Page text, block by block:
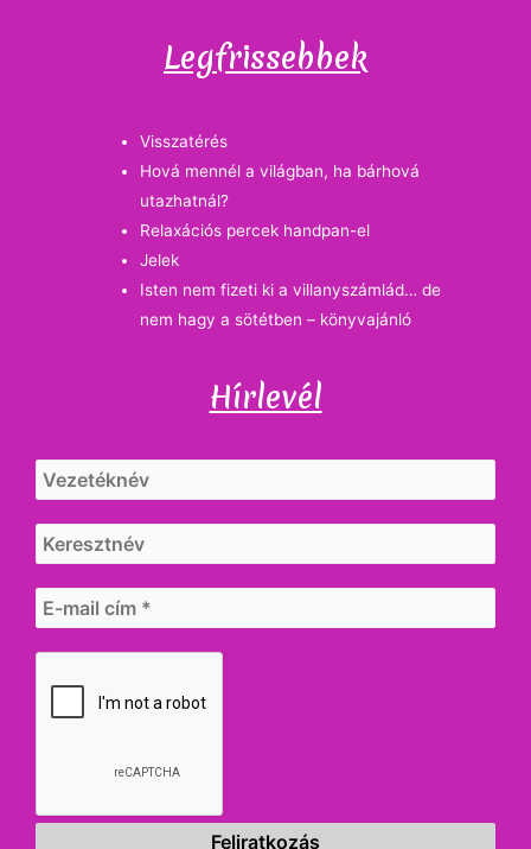
Legfrissebbek
Visszatérés
Hová mennél a világban, ha bárhová
utazhatnál?
Relaxációs percek handpan-el
Jelek
Isten nem fizeti ki a villanyszámlád… de
nem hagy a sötétben – könyvajánló
Hírlevél